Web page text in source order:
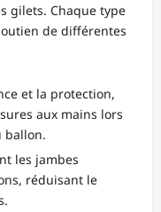
gilets. Chaque type
de différentes
et la protection,
aux mains lors
ballon.
les jambes
réduisant le